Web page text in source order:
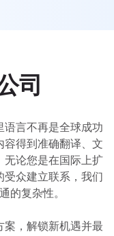
JA
KO
TL
司
语言不再是全球成功
容得到准确翻译、文
无论您是在国际上扩
受众建立联系，我们
的复杂性。
案，解锁新机遇并最